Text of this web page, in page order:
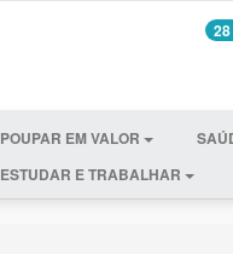
POUPAR EM VALOR
ESTUDAR E TRABALHAR